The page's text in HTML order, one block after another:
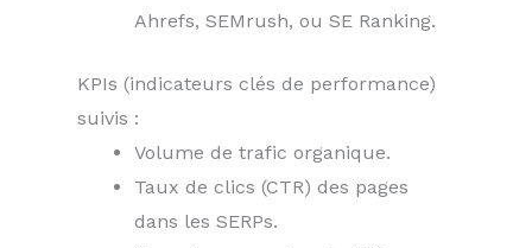
Ahrefs, SEMrush, ou SE Ranking.
KPIs (indicateurs clés de performance)
suivis :
Volume de trafic organique.
Taux de clics (CTR) des pages
dans les SERPs.